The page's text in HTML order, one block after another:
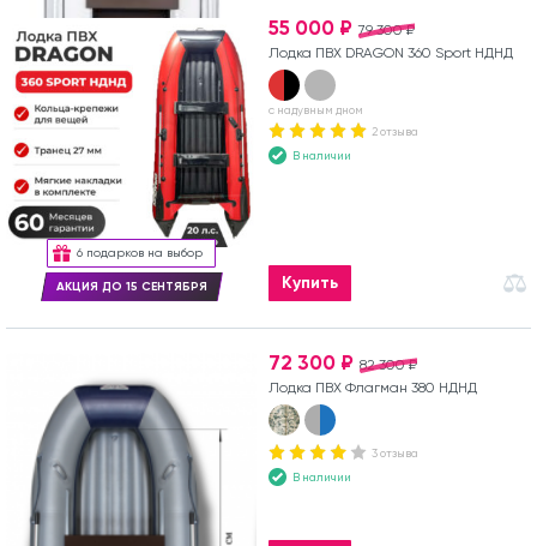
6 подарков на выбор
АКЦИЯ ДО 15 СЕНТЯБРЯ
79 300 ₽
55 000 ₽
Лодка ПВХ DRAGON 360 Sport НДНД
с надувным дном
2 отзыва
В наличии
Купить
82 300 ₽
72 300 ₽
Лодка ПВХ Флагман 380 НДНД
3 отзыва
В наличии